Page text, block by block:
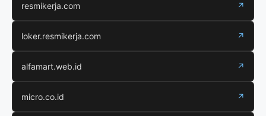
resmikerja.com ↗
loker.resmikerja.com ↗
alfamart.web.id ↗
micro.co.id ↗